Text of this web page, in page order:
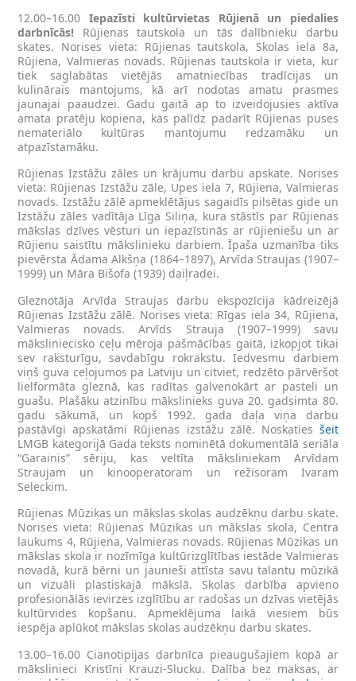
12.00–16.00 Iepazīsti kultūrvietas Rūjienā un piedalies
darbnīcās! Rūjienas tautskola un tās dalībnieku darbu
skates. Norises vieta: Rūjienas tautskola, Skolas iela 8a,
Rūjiena, Valmieras novads. Rūjienas tautskola ir vieta, kur
tiek saglabātas vietējās amatniecības tradīcijas un
kulinārais mantojums, kā arī nodotas amatu prasmes
jaunajai paaudzei. Gadu gaitā ap to izveidojusies aktīva
amata pratēju kopiena, kas palīdz padarīt Rūjienas puses
nemateriālo kultūras mantojumu redzamāku un
atpazīstamāku.
Rūjienas Izstāžu zāles un krājumu darbu apskate. Norises
vieta: Rūjienas Izstāžu zāle, Upes iela 7, Rūjiena, Valmieras
novads. Izstāžu zālē apmeklētājus sagaidīs pilsētas gide un
Izstāžu zāles vadītāja Līga Siliņa, kura stāstīs par Rūjienas
mākslas dzīves vēsturi un iepazīstinās ar rūjieniešu un ar
Rūjienu saistītu mākslinieku darbiem. Īpaša uzmanība tiks
pievērsta Ādama Alkšņa (1864–1897), Arvīda Straujas (1907–
1999) un Māra Bišofa (1939) daiļradei.
Gleznotāja Arvīda Straujas darbu ekspozīcija kādreizējā
Rūjienas Izstāžu zālē. Norises vieta: Rīgas iela 34, Rūjiena,
Valmieras novads. Arvīds Strauja (1907–1999) savu
māksliniecisko ceļu mēroja pašmācības gaitā, izkopjot tikai
sev raksturīgu, savdabīgu rokrakstu. Iedvesmu darbiem
viņš guva ceļojumos pa Latviju un citviet, redzēto pārvēršot
lielformāta gleznā, kas radītas galvenokārt ar pasteli un
guašu. Plašāku atzinību mākslinieks guva 20. gadsimta 80.
gadu sākumā, un kopš 1992. gada daļa viņa darbu
pastāvīgi apskatāmi Rūjienas izstāžu zālē. Noskaties šeit
LMGB kategorijā Gada teksts nominētā dokumentālā seriāla
“Garainis” sēriju, kas veltīta māksliniekam Arvīdam
Straujam un kinooperatoram un režisoram Ivaram
Seleckim.
Rūjienas Mūzikas un mākslas skolas audzēkņu darbu skate.
Norises vieta: Rūjienas Mūzikas un mākslas skola, Centra
laukums 4, Rūjiena, Valmieras novads. Rūjienas Mūzikas un
mākslas skola ir nozīmīga kultūrizglītības iestāde Valmieras
novadā, kurā bērni un jaunieši attīsta savu talantu mūzikā
un vizuāli plastiskajā mākslā. Skolas darbība apvieno
profesionālās ievirzes izglītību ar radošas un dzīvas vietējās
kultūrvides kopšanu. Apmeklējuma laikā viesiem būs
iespēja aplūkot mākslas skolas audzēkņu darbu skates.
13.00–16.00 Cianotipijas darbnīca pieaugušajiem kopā ar
mākslinieci Kristīni Krauzi-Slucku. Dalība bez maksas, ar